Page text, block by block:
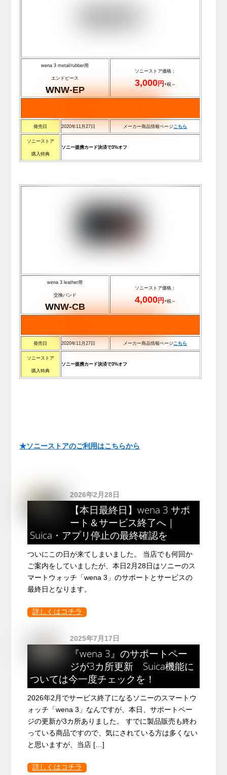
wena 3 metal/rubber用
エンドピース
WNW-EP
ソニーストア価格：
3,000円+税～
発売日 2020年11月27日 メーカー商品情報ページこちら
ソニーストア
購入特典
ソニー提携カード決済で3%オフ
wena 3 leather用
交換バンド
WNW-CB
ソニーストア価格：
4,000円+税～
発売日 2020年11月27日 メーカー商品情報ページこちら
ソニーストア
購入特典
ソニー提携カード決済で3%オフ
★ソニーストアのご利用はこちらから
2026年2月28日
【本日最終日】wena 3 サポ
ート＆サービス終了へ｜
Suica・アプリ停止の最終確認を
ついにこの日が来てしまいました。 当店でも何回か
ご案内をしていましたが、本日2月28日はソニーのス
マートウォッチ「wena 3」のサポートとサービスの
最終日となります。
詳しくはコチラ
2025年7月17日
『wena 3』のサポートペー
ジが3カ所更新 Suica機能に
ついては今一度チェックを！
2026年2月でサービス終了になるソニーのスマートウ
ォッチ「wena 3」なんですが、本日、サポートペー
ジの更新が3カ所ありました。 すでに製品販売も終わ
っている商品ですので、気にされている方は多くない
と思いますが、当店 […]
詳しくはコチラ